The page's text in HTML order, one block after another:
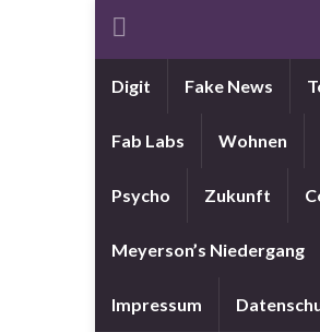
Digit Fake News
Fab Labs Wohnen
Psycho Zukunft
Meyerson’s Niedergang
Impressum